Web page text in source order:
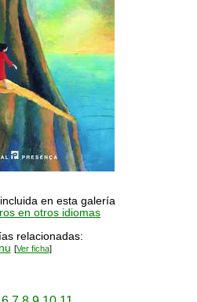
en esta galería
en otros idiomas
relacionadas:
[Ver ficha]